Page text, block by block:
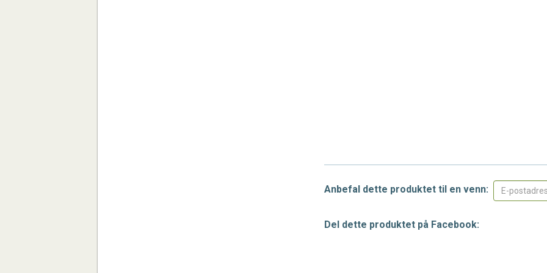
Anbefal dette produktet til en venn:
Del dette produktet på Facebook: